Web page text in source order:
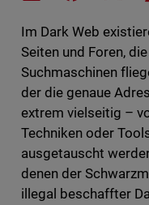
Im Dark Web
Seiten und Foren,
Suchmaschinen
der die genaue
extrem vielseitig –
Techniken oder
ausgetauscht
denen der
illegal beschaffter